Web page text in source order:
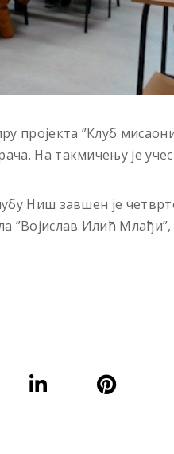
пројекта ”Клуб
На такмичењу је
Ниш завшен је
”Војислав Илић